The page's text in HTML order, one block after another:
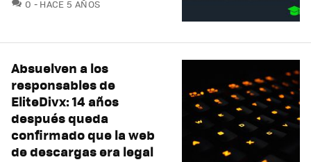
0 HACE 5 AÑOS
Absuelven a los
responsables de
EliteDivx: 14 años
después queda
confirmado que la web
de descargas era legal